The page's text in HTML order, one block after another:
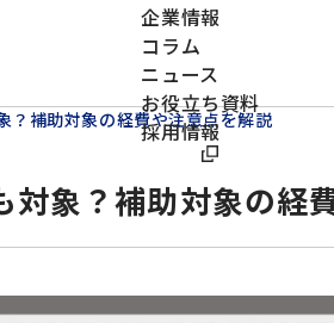
企業情報
コラム
ニュース
お役立ち資料
採用情報
？補助対象の経費や注意点を解説
対象？補助対象の経